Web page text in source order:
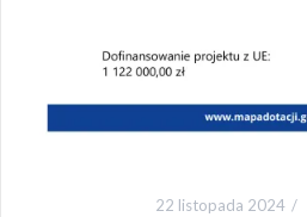
22 listopada 2024